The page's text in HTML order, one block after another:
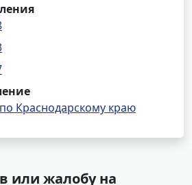
Краснодарскому краю
или жалобу на